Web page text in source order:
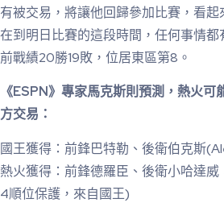
有被交易，將讓他回歸參加比賽，看
在到明日比賽的這段時間，任何事情都
前戰績20勝19敗，位居東區第8。
《ESPN》專家馬克斯則預測，熱火
方交易：
國王獲得：前鋒巴特勒、後衛伯克斯
熱火獲得：前鋒德羅臣、後衛小哈達
4順位保護，來自國王)